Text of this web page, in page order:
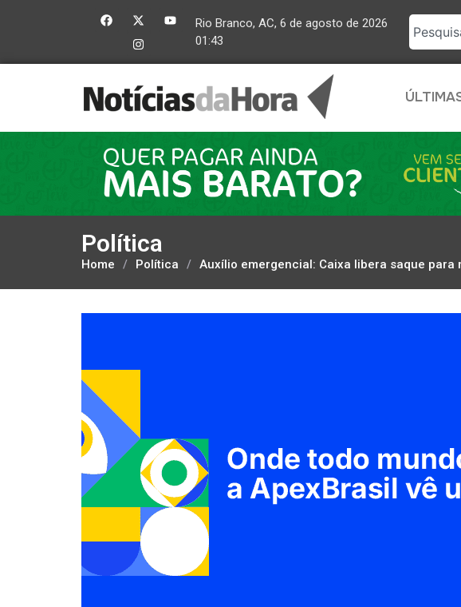
Rio Branco, AC, 6 de agosto de 2026
01:43
Política
Home / Política / Auxílio emergencial: Caixa libera saque para